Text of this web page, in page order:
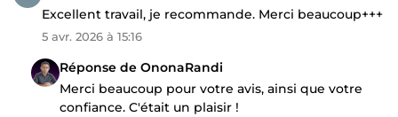
Excellent travail, je recommande. Merci beaucoup+++
5 avr. 2026 à 15:16
Réponse de OnonaRandi
Merci beaucoup pour votre avis, ainsi que votre
confiance. C'était un plaisir !